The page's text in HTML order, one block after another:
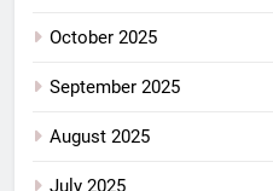
October 2025
September 2025
August 2025
July 2025